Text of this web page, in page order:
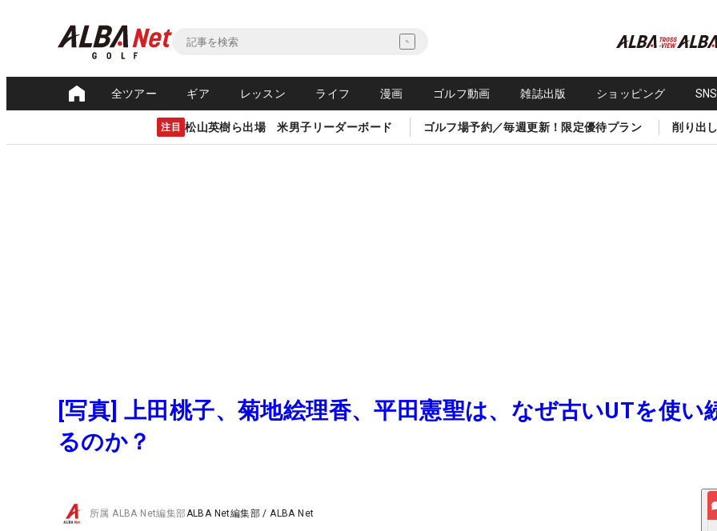
全ツアー ギア レッスン ライフ 漫画 ゴルフ動画 雑誌出版 ショッピング
注目 松山英樹ら出場 米男子リーダーボード ゴルフ場予約／毎週更新！限定優待プラン 削り出
[写真] 上田桃子、菊地絵理香、平田憲聖は、なぜ古いUTを使い
るのか？
所属ALBA Net編集部ALBA Net編集部 /ALBA Net